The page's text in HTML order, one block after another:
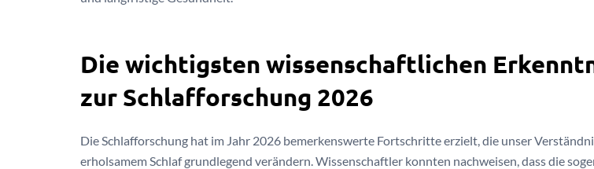
Die wichtigsten wissenschaftlichen
zur Schlafforschung 2026
Die Schlafforschung hat im Jahr 2026 bemerkenswerte Fortschritte erzielt, die unser
erholsamem Schlaf grundlegend verändern. Wissenschaftler konnten nachweisen, dass die